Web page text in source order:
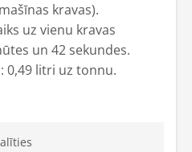
kravas).
uz vienu kravas
un 42 sekundes.
0,49 litri uz tonnu.